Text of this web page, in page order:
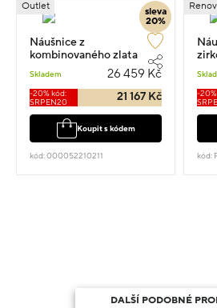
sleva
20%
Outlet
Náušnice z
kombinovaného zlata
Skladem 26 459 Kč
-20% kód:
SRPEN20
21 167 Kč
Koupit s kódem
kód: 000052210211
-
kód:
DALŠÍ PODOBNÉ